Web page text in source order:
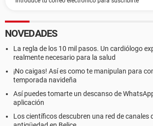
NOVEDADES
La regla de los 10 mil pasos. Un cardiólogo
realmente necesario para la salud
¡No caigas! Así es como te manipulan para
temporada navideña
Así puedes tomarte un descanso de
aplicación
Los científicos descubren una red de canales